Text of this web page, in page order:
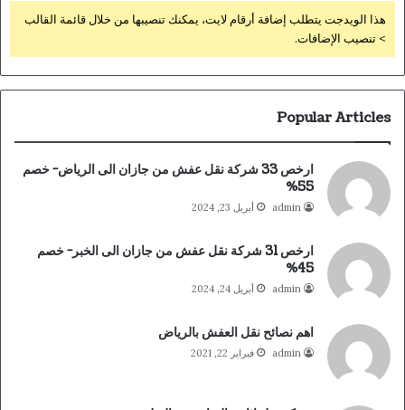
هذا الويدجت يتطلب إضافة أرقام لايت، يمكنك تنصيبها من خلال قائمة القالب
> تنصيب الإضافات.
Popular Articles
ارخص 33 شركة نقل عفش من جازان الى الرياض- خصم
55%
admin أبريل 23, 2024
ارخص 31 شركة نقل عفش من جازان الى الخبر- خصم
45%
admin أبريل 24, 2024
اهم نصائح نقل العفش بالرياض
admin فبراير 22, 2021